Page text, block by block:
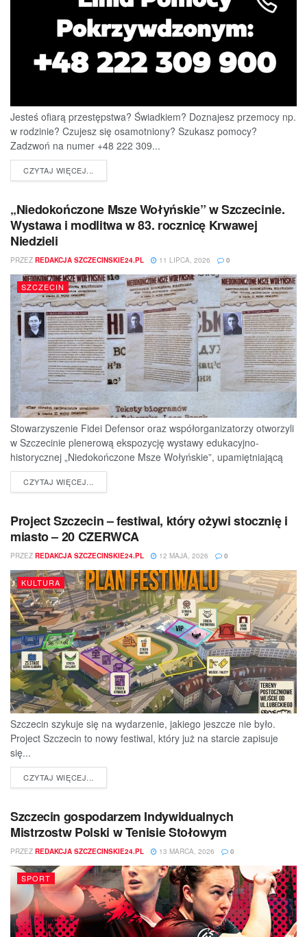
Jesteś ofiarą przestępstwa? Świadkiem? Doznajesz przemocy np.
w rodzinie? Czujesz się osamotniony? Szukasz pomocy?
Zadzwoń na numer +48 222 309...
CZYTAJ WIĘCEJ...
„Niedokończone Msze Wołyńskie” w Szczecinie.
Wystawa i modlitwa w 83. rocznicę Krwawej
Niedzieli
PRZEZ REDAKCJA SZCZECINSKIE24.PL 11 LIPCA, 2026 0
SZCZECIN
Stowarzyszenie Fidei Defensor oraz współorganizatorzy otworzyli
w Szczecinie plenerową ekspozycję wystawy edukacyjno-
historycznej „Niedokończone Msze Wołyńskie”, upamiętniającą
ofiary jednej z najtragiczniejszych...
CZYTAJ WIĘCEJ...
Project Szczecin – festiwal, który ożywi stocznię i
miasto – 20 CZERWCA
PRZEZ REDAKCJA SZCZECINSKIE24.PL 12 MAJA, 2026 0
KULTURA
Szczecin szykuje się na wydarzenie, jakiego jeszcze nie było.
Project Szczecin to nowy festiwal, który już na starcie zapisuje
się...
CZYTAJ WIĘCEJ...
Szczecin gospodarzem Indywidualnych
Mistrzostw Polski w Tenisie Stołowym
PRZEZ REDAKCJA SZCZECINSKIE24.PL 13 MARCA, 2026 0
SPORT